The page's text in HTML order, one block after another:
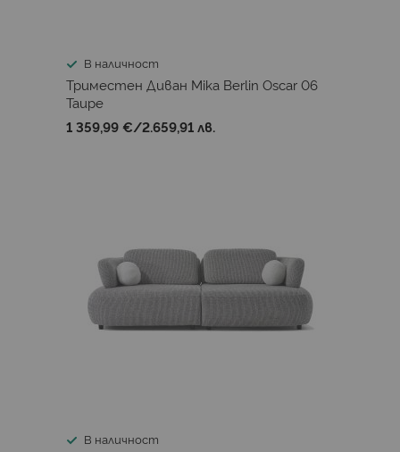
В наличност
Триместен Диван Mika Berlin Oscar 06
Taupe
1 359,99 €/2.659,91 лв.
В наличност